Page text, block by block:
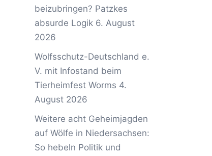
beizubringen? Patzkes
absurde Logik 6. August
2026
Wolfsschutz-Deutschland e.
V. mit Infostand beim
Tierheimfest Worms 4.
August 2026
Weitere acht Geheimjagden
auf Wölfe in Niedersachsen:
So hebeln Politik und